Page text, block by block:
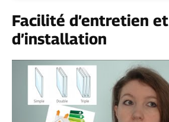
Facilité d’entretien et
d’installation